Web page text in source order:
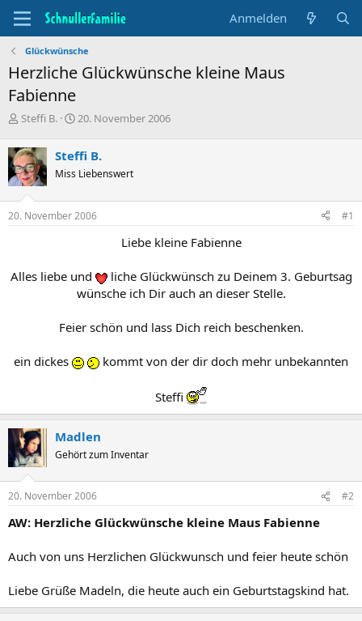
Anmelden
Glückwünsche
Herzliche Glückwünsche kleine Maus
Fabienne
T
e
m
e
n
s
t
e
Steffi B.
B
i
n
d
a
20. November 2006
Steffi B.
Miss Liebenswert
20. November 2006 #1
Liebe kleine Fabienne
Alles liebe und
liche Glückwünsch zu Deinem 3. Geburtsag
wünsche ich Dir auch an dieser Stelle.
Feier schön und lass Dich reich beschenken.
ein dickes kommt von der dir doch mehr unbekannten
Steffi
Madlen
Gehört zum Inventar
20. November 2006 #2
AW: Herzliche Glückwünsche kleine Maus Fabienne
Auch von uns Herzlichen Glückwunsch und feier heute schön
Liebe Grüße Madeln, die heute auch ein Geburtstagskind hat.